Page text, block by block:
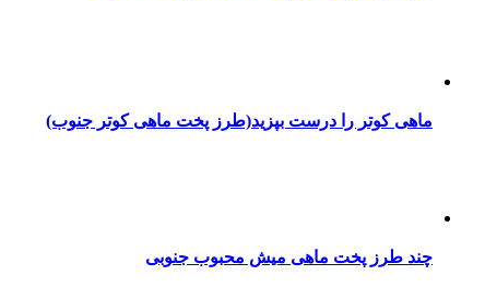
ماهی کوتر را درست بپزید(طرز پخت ماهی کوتر جنوب)
چند طرز پخت ماهی میش محبوب جنوبی